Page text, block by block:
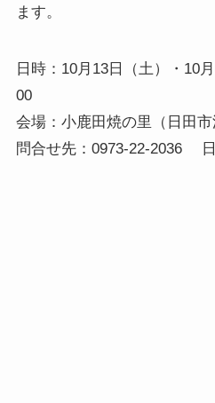
ます。
日時：10月13日（土）・10
00
会場：小鹿田焼の里（日田市
問合せ先：0973-22-2036